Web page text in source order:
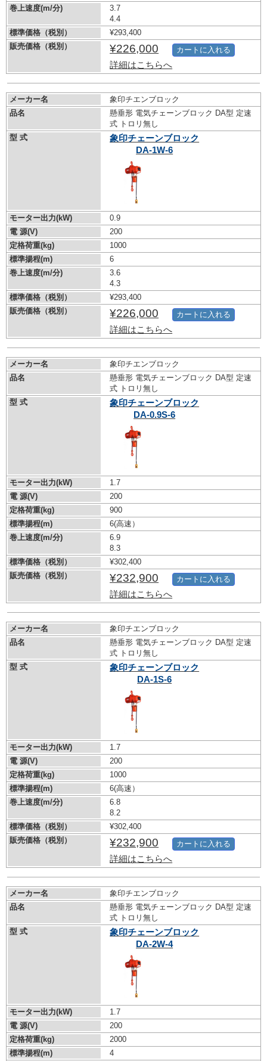
巻上速度(m/分)
3.7
4.4
標準価格（税別）
¥293,400
販売価格（税別）
¥226,000
詳細はこちらへ
カートに入れる
メーカー名
象印チエンブロック
品名
懸垂形 電気チェーンブロック DA型 定速
式 トロリ無し
型 式
象印チェーンブロック
DA-1W-6
モーター出力(kW)
0.9
電 源(V)
200
定格荷重(kg)
1000
標準揚程(m)
6
巻上速度(m/分)
3.6
4.3
標準価格（税別）
¥293,400
販売価格（税別）
¥226,000
詳細はこちらへ
カートに入れる
メーカー名
象印チエンブロック
品名
懸垂形 電気チェーンブロック DA型 定速
式 トロリ無し
型 式
象印チェーンブロック
DA-0.9S-6
モーター出力(kW)
1.7
電 源(V)
200
定格荷重(kg)
900
標準揚程(m)
6(高速）
巻上速度(m/分)
6.9
8.3
標準価格（税別）
¥302,400
販売価格（税別）
¥232,900
詳細はこちらへ
カートに入れる
メーカー名
象印チエンブロック
品名
懸垂形 電気チェーンブロック DA型 定速
式 トロリ無し
型 式
象印チェーンブロック
DA-1S-6
モーター出力(kW)
1.7
電 源(V)
200
定格荷重(kg)
1000
標準揚程(m)
6(高速）
巻上速度(m/分)
6.8
8.2
標準価格（税別）
¥302,400
販売価格（税別）
¥232,900
詳細はこちらへ
カートに入れる
メーカー名
象印チエンブロック
品名
懸垂形 電気チェーンブロック DA型 定速
式 トロリ無し
型 式
象印チェーンブロック
DA-2W-4
モーター出力(kW)
1.7
電 源(V)
200
定格荷重(kg)
2000
標準揚程(m)
4